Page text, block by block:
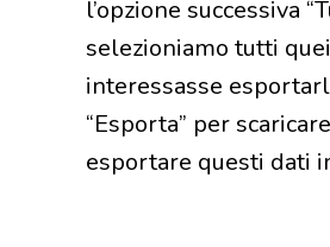
l’opzione successiva
selezioniamo tutti
interessasse
“Esporta” per
esportare questi dati